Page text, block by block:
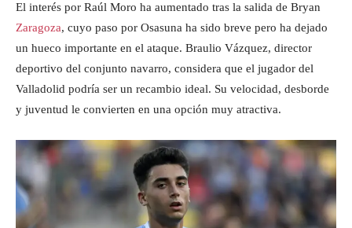
El interés por Raúl Moro ha aumentado tras la salida de Bryan
Zaragoza, cuyo paso por Osasuna ha sido breve pero ha dejado
un hueco importante en el ataque. Braulio Vázquez, director
deportivo del conjunto navarro, considera que el jugador del
Valladolid podría ser un recambio ideal. Su velocidad, desborde
y juventud le convierten en una opción muy atractiva.